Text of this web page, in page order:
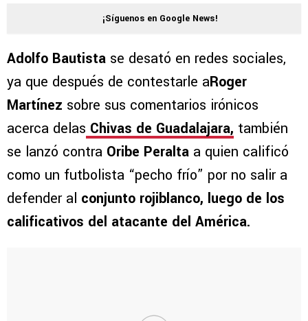
¡Síguenos en Google News!
Adolfo Bautista se desató en redes sociales,
ya que después de contestarle aRoger
Martínez sobre sus comentarios irónicos
acerca delas Chivas de Guadalajara, también
se lanzó contra Oribe Peralta a quien calificó
como un futbolista “pecho frío” por no salir a
defender al conjunto rojiblanco, luego de los
calificativos del atacante del América.